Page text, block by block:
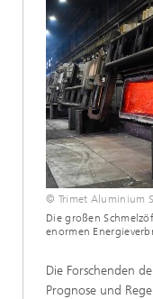
© Trimet Aluminium
Die großen
enormen
Die Forschenden
Prognose und